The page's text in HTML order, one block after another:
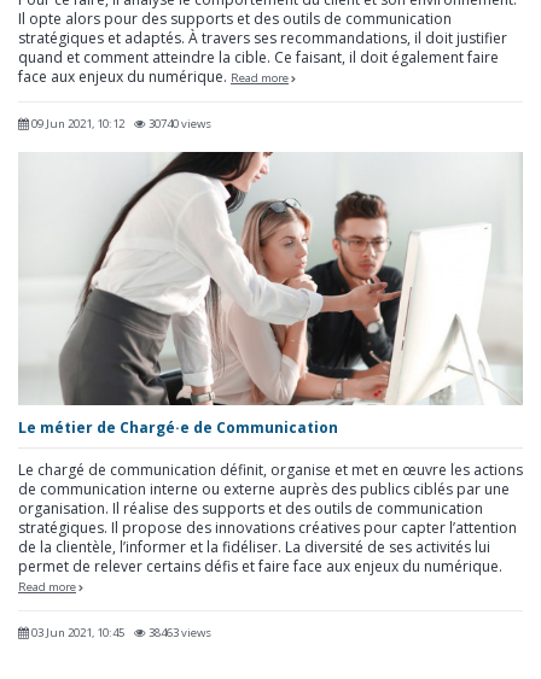
Il opte alors pour des supports et des outils de communication
stratégiques et adaptés. À travers ses recommandations, il doit justifier
quand et comment atteindre la cible. Ce faisant, il doit également faire
face aux enjeux du numérique. Read more
09 Jun 2021, 10:12 30740 views
Le métier de Chargé·e de Communication
Le chargé de communication définit, organise et met en œuvre les actions
de communication interne ou externe auprès des publics ciblés par une
organisation. Il réalise des supports et des outils de communication
stratégiques. Il propose des innovations créatives pour capter l’attention
de la clientèle, l’informer et la fidéliser. La diversité de ses activités lui
permet de relever certains défis et faire face aux enjeux du numérique.
Read more
03 Jun 2021, 10:45 38463 views